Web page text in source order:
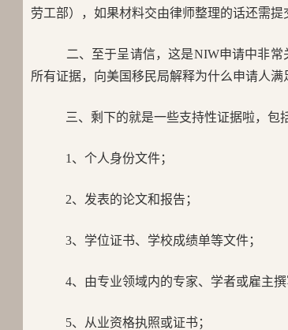
劳工部），如果材料交由律师整理的话还需提
二、至于呈请信，这是NIW申请中非常
所有证据，向美国移民局解释为什么申请人
三、剩下的就是一些支持性证据啦，包
1、个人身份文件；
2、发表的论文和报告；
3、学位证书、学校成绩单等文件；
4、由专业领域内的专家、学者或雇主撰
5、从业资格执照或证书；